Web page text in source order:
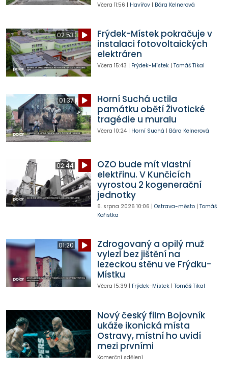
Včera 11:56 | Havířov| Bára Kelnerová
02:53
Frýdek-Místek pokračuje v
instalaci fotovoltaických
elektráren
Včera 15:43 | Frýdek-Místek| Tomáš Tikal
01:37
Horní Suchá uctila
památku obětí Životické
tragédie u muralu
Včera 10:24| Horní Suchá | Bára Kelnerová
02:44
OZO bude mít vlastní
elektřinu. V Kunčicích
vyrostou 2 kogenerační
jednotky
6. srpna 2026 10:06 | Ostrava-město| Tomáš
Kořistka
01:20
Zdrogovaný a opilý muž
vylezl bez jištění na
lezeckou stěnu ve Frýdku-
Místku
Včera 15:39 | Frýdek-Místek| Tomáš Tikal
Nový český film Bojovník
ukáže ikonická místa
Ostravy, místní ho uvidí
mezi prvními
Komerční sdělení